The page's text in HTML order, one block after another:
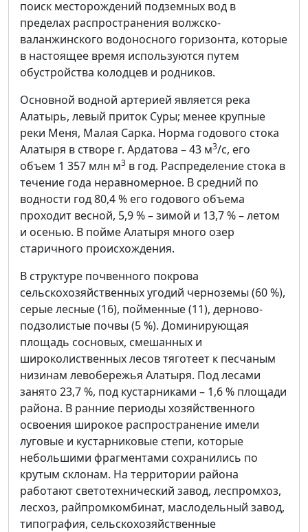
поиск месторождений подземных вод в
пределах распространения волжско-
валанжинского водоносного горизонта, которые
в настоящее время используются путем
обустройства колодцев и родников.
Основной водной артерией является река
Алатырь, левый приток Суры; менее крупные
реки Меня, Малая Сарка. Норма годового стока
Алатыря в створе г. Ардатова – 43 м3/с, его
объем 1 357 млн м3 в год. Распределение стока в
течение года неравномерное. В средний по
водности год 80,4 % его годового объема
проходит весной, 5,9 % – зимой и 13,7 % – летом
и осенью. В пойме Алатыря много озер
старичного происхождения.
В структуре почвенного покрова
сельскохозяйственных угодий черноземы (60 %),
серые лесные (16), пойменные (11), дерново-
подзолистые почвы (5 %). Доминирующая
площадь сосновых, смешанных и
широколиственных лесов тяготеет к песчаным
низинам левобережья Алатыря. Под лесами
занято 23,7 %, под кустарниками – 1,6 % площади
района. В ранние периоды хозяйственного
освоения широкое распространение имели
луговые и кустарниковые степи, которые
небольшими фрагментами сохранились по
крутым склонам. На территории района
работают светотехнический завод, леспромхоз,
лесхоз, райпромкомбинат, маслодельный завод,
типография, сельскохозяйственные